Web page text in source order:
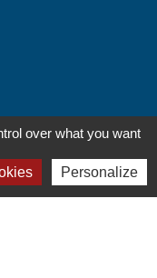
over what you want
Personalize